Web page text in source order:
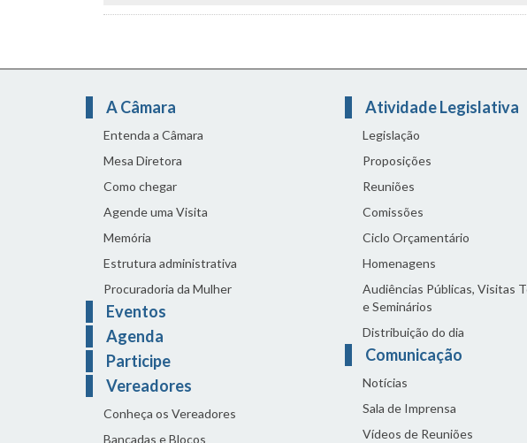
A Câmara
Entenda a Câmara
Mesa Diretora
Como chegar
Agende uma Visita
Memória
Estrutura administrativa
Procuradoria da Mulher
Eventos
Agenda
Participe
Vereadores
Conheça os Vereadores
Bancadas e Blocos
Atividade Legislativa
Legislação
Proposições
Reuniões
Comissões
Ciclo Orçamentário
Homenagens
Audiências Públicas, Visitas
e Seminários
Distribuição do dia
Comunicação
Notícias
Sala de Imprensa
Vídeos de Reuniões